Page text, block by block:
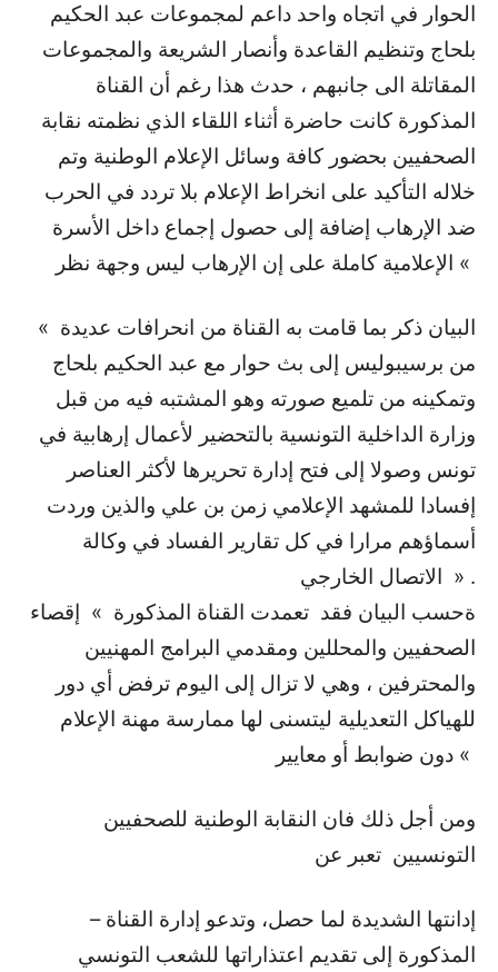
الحوار في اتجاه واحد داعم لمجموعات عبد الحكيم
بلحاج وتنظيم القاعدة وأنصار الشريعة والمجموعات
المقاتلة الى جانبهم ، حدث هذا رغم أن القناة
المذكورة كانت حاضرة أثناء اللقاء الذي نظمته نقابة
الصحفيين بحضور كافة وسائل الإعلام الوطنية وتم
خلاله التأكيد على انخراط الإعلام بلا تردد في الحرب
ضد الإرهاب إضافة إلى حصول إجماع داخل الأسرة
الإعلامية كاملة على إن الإرهاب ليس وجهة نظر «
البيان ذكر بما قامت به القناة من انحرافات عديدة »
من برسيبوليس إلى بث حوار مع عبد الحكيم بلحاج
وتمكينه من تلميع صورته وهو المشتبه فيه من قبل
وزارة الداخلية التونسية بالتحضير لأعمال إرهابية في
تونس وصولا إلى فتح إدارة تحريرها لأكثر العناصر
إفسادا للمشهد الإعلامي زمن بن علي والذين وردت
أسماؤهم مرارا في كل تقارير الفساد في وكالة
الاتصال الخارجي » .
ةحسب البيان فقد تعمدت القناة المذكورة » إقصاء
الصحفيين والمحللين ومقدمي البرامج المهنيين
والمحترفين ، وهي لا تزال إلى اليوم ترفض أي دور
للهياكل التعديلية ليتسنى لها ممارسة مهنة الإعلام
دون ضوابط أو معايير «
ومن أجل ذلك فان النقابة الوطنية للصحفيين
التونسيين تعبر عن
– إدانتها الشديدة لما حصل، وتدعو إدارة القناة
المذكورة إلى تقديم اعتذاراتها للشعب التونسي